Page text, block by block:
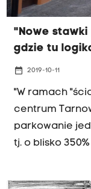
"Nowe
gdzie tu
date_range 2019-10-11
"W ramach
centrum
parkowanie
tj. o blisko